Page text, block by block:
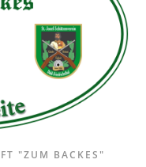
"ZUM BACKES"